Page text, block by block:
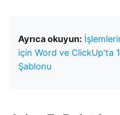
Ayrıca okuyun:
için Word ve ClickUp'ta
Şablonu